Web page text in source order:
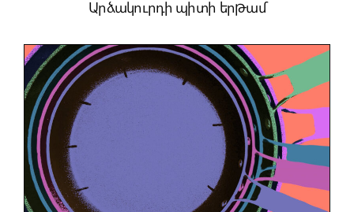
Արձակուրդի պիտի երթամ